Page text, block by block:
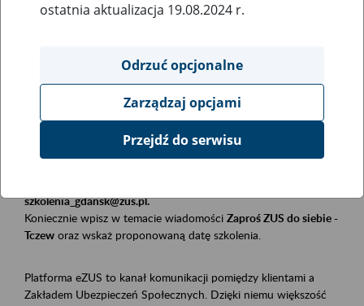
Szkolenia
Obszar merytoryczny
Płatnicy, ubezpieczeni, świadczeniobiorcy
Opis wydarzenia
Szkolenie stacjonarne w siedzibie firmy, instytucji, urzędu.
szkolenia_gdansk@zus.pl.
Koniecznie wpisz w temacie wiadomości Zaproś ZUS do siebie -
Tczew oraz wskaż proponowaną datę szkolenia.
Platforma eZUS to kanał komunikacji pomiędzy klientami a
Zakładem Ubezpieczeń Społecznych. Dzięki niemu większość
ostatnia aktualizacja 19.08.2024 r.
Odrzuć opcjonalne
Zarządzaj opcjami
Przejdź do serwisu